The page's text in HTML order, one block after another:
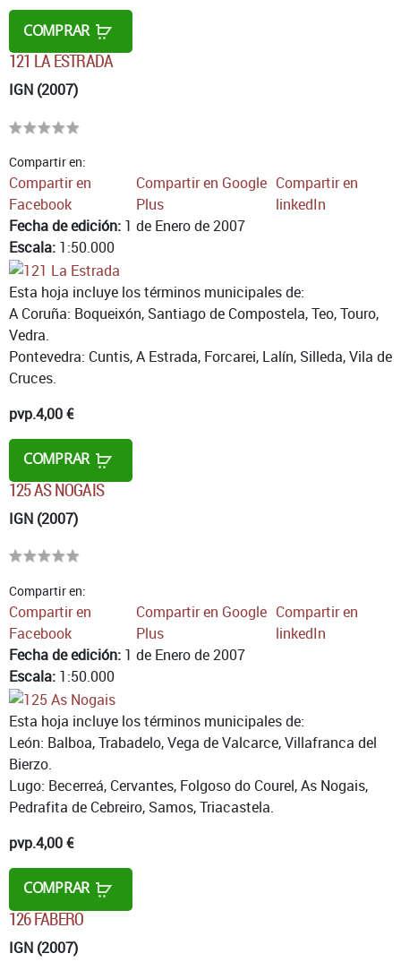
COMPRAR
121 LA ESTRADA
IGN (2007)
Compartir en:
Compartir en
Facebook
Compartir en Google
Plus
Compartir en
linkedIn
Fecha de edición: 1 de Enero de 2007
Escala: 1:50.000
Esta hoja incluye los términos municipales de:
A Coruña: Boqueixón, Santiago de Compostela, Teo, Touro,
Vedra.
Pontevedra: Cuntis, A Estrada, Forcarei, Lalín, Silleda, Vila de
Cruces.
pvp.4,00 €
COMPRAR
125 AS NOGAIS
IGN (2007)
Compartir en:
Compartir en
Facebook
Compartir en Google
Plus
Compartir en
linkedIn
Fecha de edición: 1 de Enero de 2007
Escala: 1:50.000
Esta hoja incluye los términos municipales de:
León: Balboa, Trabadelo, Vega de Valcarce, Villafranca del
Bierzo.
Lugo: Becerreá, Cervantes, Folgoso do Courel, As Nogais,
Pedrafita de Cebreiro, Samos, Triacastela.
pvp.4,00 €
COMPRAR
126 FABERO
IGN (2007)